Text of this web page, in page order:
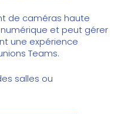
de caméras haute
et peut gérer
une expérience
Teams.
salles ou